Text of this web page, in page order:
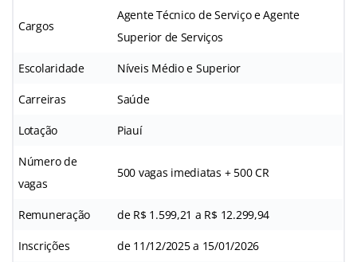
Cargos
Agente Técnico de Serviço e Agente
Superior de Serviços
Escolaridade Níveis Médio e Superior
Carreiras Saúde
Lotação Piauí
Número de
vagas
500 vagas imediatas + 500 CR
Remuneração de R$ 1.599,21 a R$ 12.299,94
Inscrições de 11/12/2025 a 15/01/2026